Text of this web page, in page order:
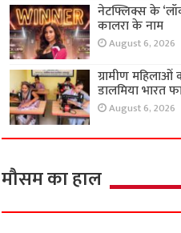
नेटफ्लिक्स के
कालरा के नाम
August 6, 2026
ग्रामीण महिलाओं
डालमिया भारत
August 6, 2026
मौसम का हाल